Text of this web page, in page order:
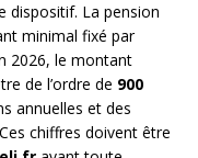
dispositif. La pension
minimal fixé par
2026, le montant
de l’ordre de 900
annuelles et des
chiffres doivent être